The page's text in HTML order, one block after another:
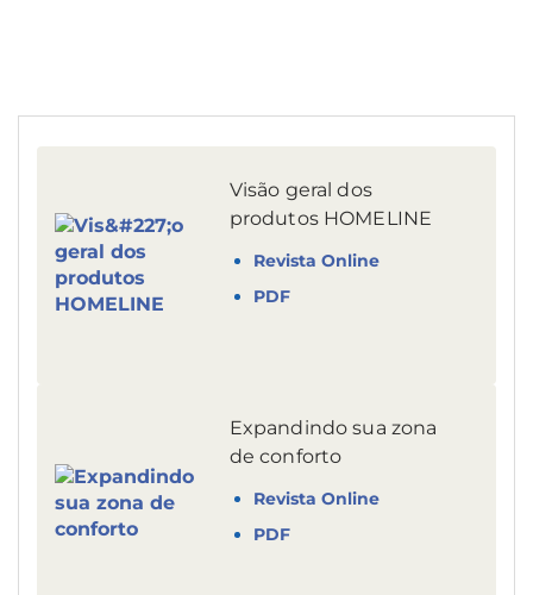
Visão geral dos
produtos HOMELINE
Revista Online
PDF
Expandindo sua zona
de conforto
Revista Online
PDF